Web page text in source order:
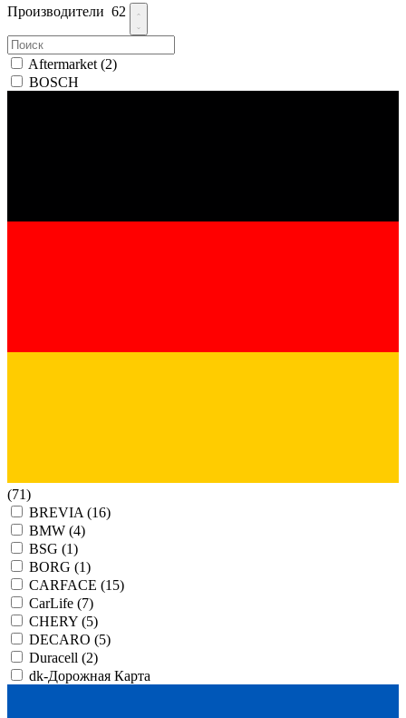
Производители 62
Aftermarket(2)
BOSCH
(71)
BREVIA(16)
BMW (4)
BSG (1)
BORG (1)
CARFACE (15)
CarLife (7)
CHERY (5)
DECARO (5)
Duracell (2)
dk-Дорожная Карта